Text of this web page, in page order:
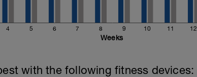
4 5 6 7 8 9 10 11 12
Weeks
with the following fitness devices: